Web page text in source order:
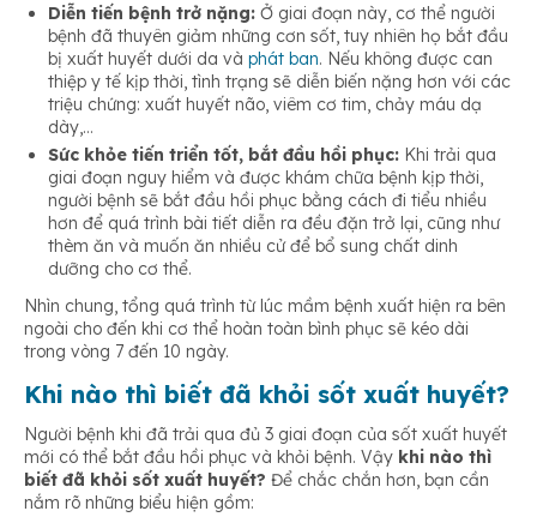
Diễn tiến bệnh trở nặng: Ở giai đoạn này, cơ thể người
bệnh đã thuyên giảm những cơn sốt, tuy nhiên họ bắt đầu
bị xuất huyết dưới da và phát ban. Nếu không được can
thiệp y tế kịp thời, tình trạng sẽ diễn biến nặng hơn với các
triệu chứng: xuất huyết não, viêm cơ tim, chảy máu dạ
dày,…
Sức khỏe tiến triển tốt, bắt đầu hồi phục: Khi trải qua
giai đoạn nguy hiểm và được khám chữa bệnh kịp thời,
người bệnh sẽ bắt đầu hồi phục bằng cách đi tiểu nhiều
hơn để quá trình bài tiết diễn ra đều đặn trở lại, cũng như
thèm ăn và muốn ăn nhiều cử để bổ sung chất dinh
dưỡng cho cơ thể.
Nhìn chung, tổng quá trình từ lúc mầm bệnh xuất hiện ra bên
ngoài cho đến khi cơ thể hoàn toàn bình phục sẽ kéo dài
trong vòng 7 đến 10 ngày.
Khi nào thì biết đã khỏi sốt xuất huyết?
Người bệnh khi đã trải qua đủ 3 giai đoạn của sốt xuất huyết
mới có thể bắt đầu hồi phục và khỏi bệnh. Vậy khi nào thì
biết đã khỏi sốt xuất huyết? Để chắc chắn hơn, bạn cần
nắm rõ những biểu hiện gồm: